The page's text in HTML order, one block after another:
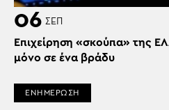
06 ΣΕΠ
Επιχείρηση «σκούπα» της
μόνο σε ένα βράδυ
ΕΝΗΜΕΡΩΣΗ